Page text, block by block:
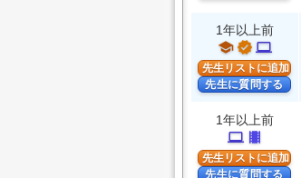
1年以上前
school verified computer
先生リストに追加
先生に質問する
1年以上前
computer theaters
先生リストに追加
先生に質問する